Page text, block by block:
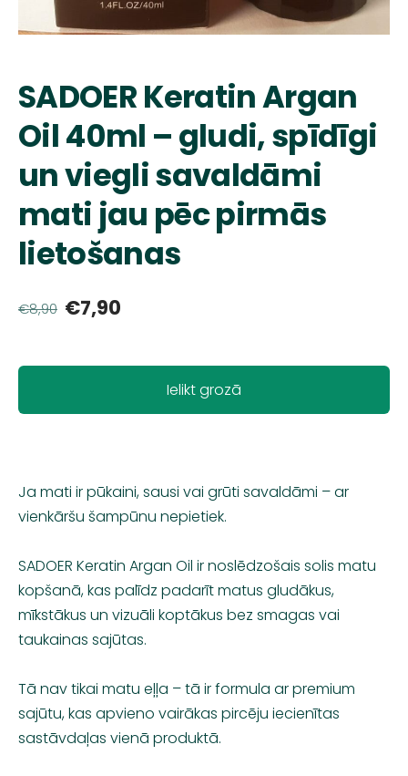
SADOER Keratin Argan
Oil 40ml – gludi, spīdīgi
un viegli savaldāmi
mati jau pēc pirmās
lietošanas
€8,90 €7,90
Ielikt grozā
Ja mati ir pūkaini, sausi vai grūti savaldāmi – ar
vienkāršu šampūnu nepietiek.
SADOER Keratin Argan Oil ir noslēdzošais solis matu
kopšanā, kas palīdz padarīt matus gludākus,
mīkstākus un vizuāli koptākus bez smagas vai
taukainas sajūtas.
Tā nav tikai matu eļļa – tā ir formula ar premium
sajūtu, kas apvieno vairākas pircēju iecienītas
sastāvdaļas vienā produktā.